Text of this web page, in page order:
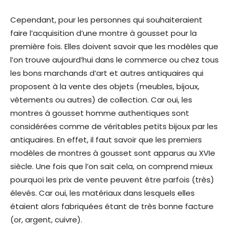
Cependant, pour les personnes qui souhaiteraient
faire l’acquisition d’une montre à gousset pour la
première fois. Elles doivent savoir que les modèles que
l’on trouve aujourd’hui dans le commerce ou chez tous
les bons marchands d’art et autres antiquaires qui
proposent à la vente des objets (meubles, bijoux,
vêtements ou autres) de collection. Car oui, les
montres à gousset homme authentiques sont
considérées comme de véritables petits bijoux par les
antiquaires. En effet, il faut savoir que les premiers
modèles de montres à gousset sont apparus au XVIe
siècle. Une fois que l’on sait cela, on comprend mieux
pourquoi les prix de vente peuvent être parfois (très)
élevés. Car oui, les matériaux dans lesquels elles
étaient alors fabriquées étant de très bonne facture
(or, argent, cuivre).